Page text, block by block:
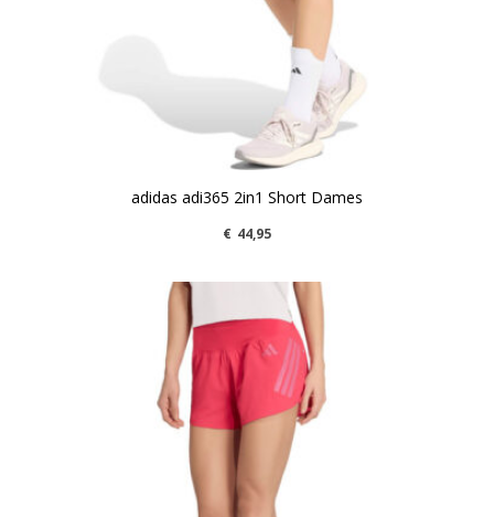
adidas adi365 2in1 Short Dames
€ 44,95